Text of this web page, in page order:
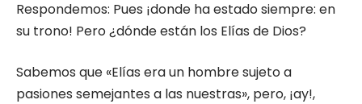
Respondemos: Pues ¡donde ha esta­do siempre: en
su trono! Pero ¿dónde están los Elías de Dios?
Sabemos que «Elías era un hombre sujeto a
pasiones semejantes a las nuestras», pero, ¡ay!,